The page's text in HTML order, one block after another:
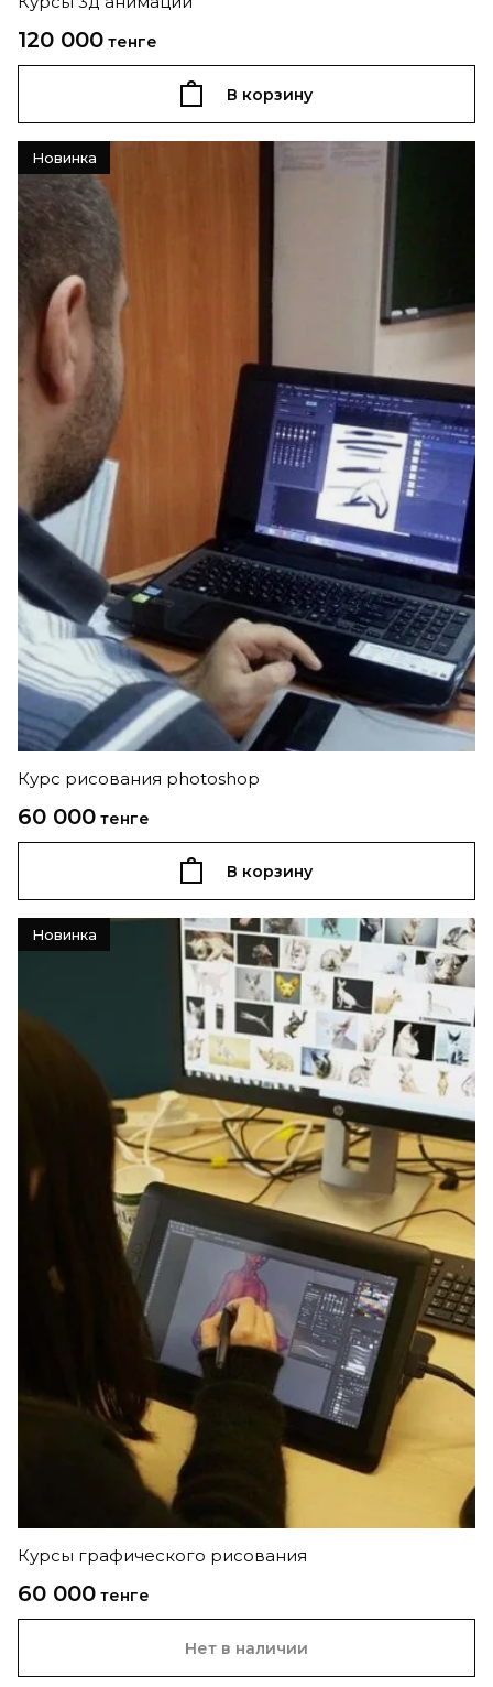
120 000 тенге
В корзину
Новинка
Курс рисования photoshop
60 000 тенге
В корзину
Новинка
Курсы графического рисования
60 000 тенге
Нет в наличии